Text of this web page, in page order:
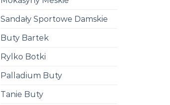
Sandały Sportowe Damskie
Buty Bartek
Rylko Botki
Palladium Buty
Tanie Buty